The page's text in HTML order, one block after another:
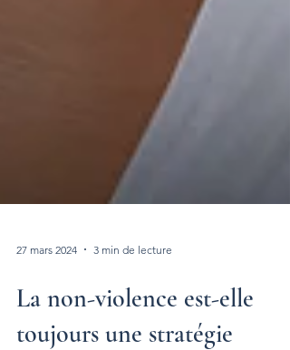
La non-violence est-elle